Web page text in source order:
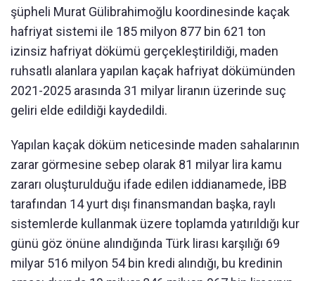
şüpheli Murat Gülibrahimoğlu koordinesinde kaçak
hafriyat sistemi ile 185 milyon 877 bin 621 ton
izinsiz hafriyat dökümü gerçekleştirildiği, maden
ruhsatlı alanlara yapılan kaçak hafriyat dökümünden
2021-2025 arasında 31 milyar liranın üzerinde suç
geliri elde edildiği kaydedildi.
Yapılan kaçak döküm neticesinde maden sahalarının
zarar görmesine sebep olarak 81 milyar lira kamu
zararı oluşturulduğu ifade edilen iddianamede, İBB
tarafından 14 yurt dışı finansmandan başka, raylı
sistemlerde kullanmak üzere toplamda yatırıldığı kur
günü göz önüne alındığında Türk lirası karşılığı 69
milyar 516 milyon 54 bin kredi alındığı, bu kredinin